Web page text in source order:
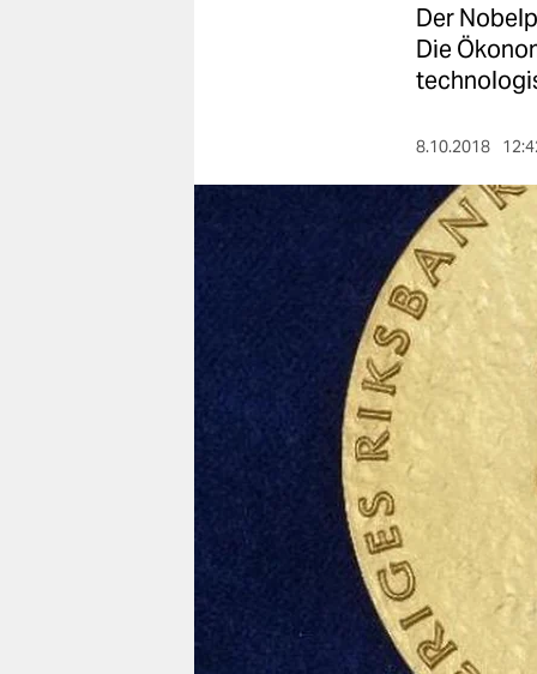
nord
wahrheit
verlag
veranstaltungen
shop
fragen & hilfe
unterstützen
genossenschaft
Der
Die
8.10.2018